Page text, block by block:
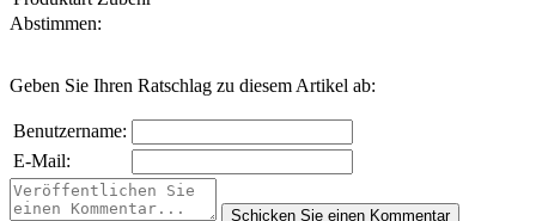
Abstimmen:
Geben Sie Ihren Ratschlag zu diesem Artikel ab:
Benutzername:
E-Mail: